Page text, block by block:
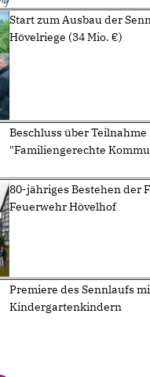
Start zum Ausbau der
Hövelriege (34 Mio. €)
Beschluss über
"Familiengerechte
80-jähriges Bestehen der
Feuerwehr Hövelhof
Premiere des Sennlaufs
Kindergartenkindern